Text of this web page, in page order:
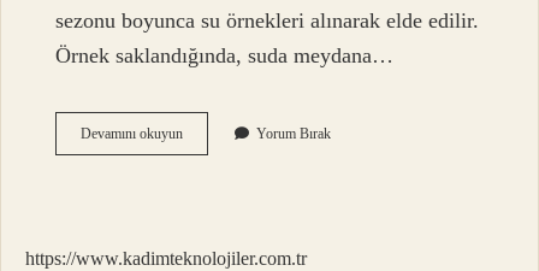
sezonu boyunca su örnekleri alınarak elde edilir.
Örnek saklandığında, suda meydana…
Devamını okuyunSulama
Suyu
Yorum Bırak
https://www.kadimteknolojiler.com.tr